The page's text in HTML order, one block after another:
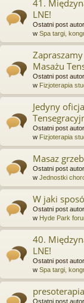
41.
LNE!
Ostatni post
w Spa targi,
Masażu
Ostatni post
w Fizjoterapia
Jedyny
Ostatni post
w Fizjoterapia
Masaz
Ostatni post
w Jednostki
W jaki
Ostatni post
w Hyde Park
40.
LNE!
Ostatni post
w Spa targi,
presoterapia
Ostatni post